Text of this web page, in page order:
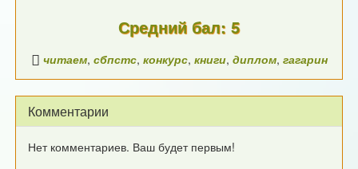
Средний бал: 5
читаем,сбпстс,конкурс,книги,диплом,гагарин
Комментарии
Нет комментариев. Ваш будет первым!